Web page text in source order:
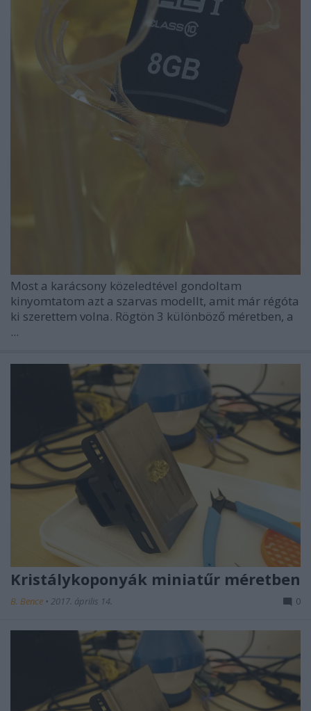
Most a karácsony közeledtével gondoltam
kinyomtatom azt a szarvas modellt, amit már régóta
ki szerettem volna. Rögtön 3 különböző méretben, a
...
Kristálykoponyák miniatűr méretben
B. Bence • 2017. április 14. 0